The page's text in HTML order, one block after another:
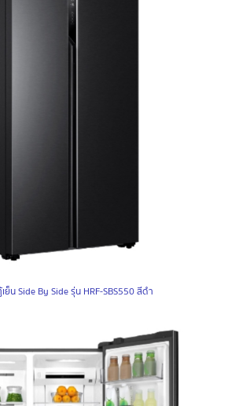
ย็น Side By Side รุ่น HRF-SBS550 สีดำ